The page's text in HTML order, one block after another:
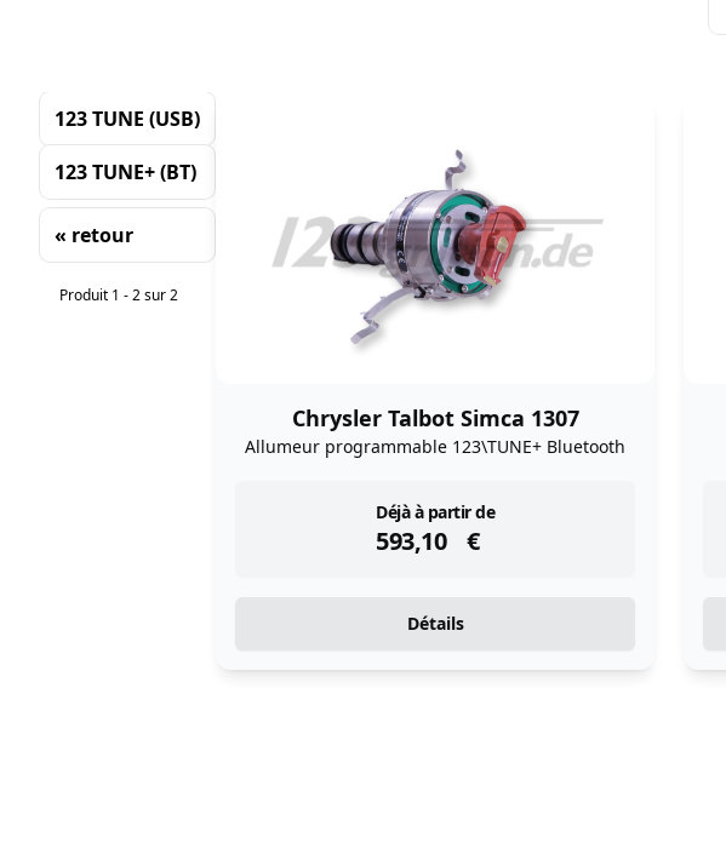
123 TUNE (USB)
123 TUNE+ (BT)
« retour
TriProduit 1 - 2 sur 2
Chrysler Talbot Simca 1307
Allumeur programmable 123\TUNE+ Bluetooth
Déjà à partir de
593,10 €
instock
Détails